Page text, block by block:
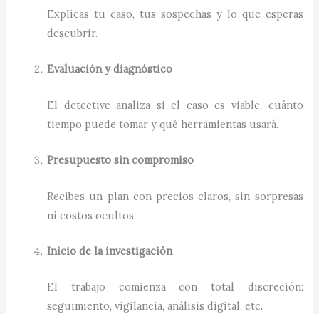
Explicas tu caso, tus sospechas y lo que esperas
descubrir.
Evaluación y diagnóstico
El detective analiza si el caso es viable, cuánto
tiempo puede tomar y qué herramientas usará.
Presupuesto sin compromiso
Recibes un plan con precios claros, sin sorpresas
ni costos ocultos.
Inicio de la investigación
El trabajo comienza con total discreción:
seguimiento, vigilancia, análisis digital, etc.